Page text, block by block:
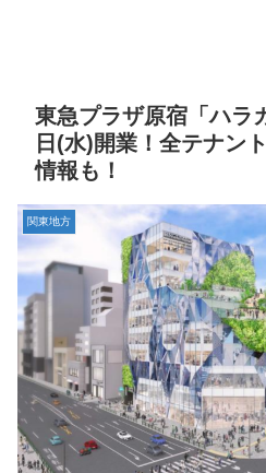
東急プラザ原宿「ハラ
日(水)開業！全テナン
情報も！
関東地方